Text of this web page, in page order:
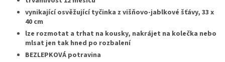
vynikající osvěžující tyčinka z višňovo-jablkové šťávy, 33 x
40 cm
lze rozmotat a trhat na kousky, nakrájet na kolečka nebo
mlsat jen tak hned po rozbalení
BEZLEPKOVÁ potravina